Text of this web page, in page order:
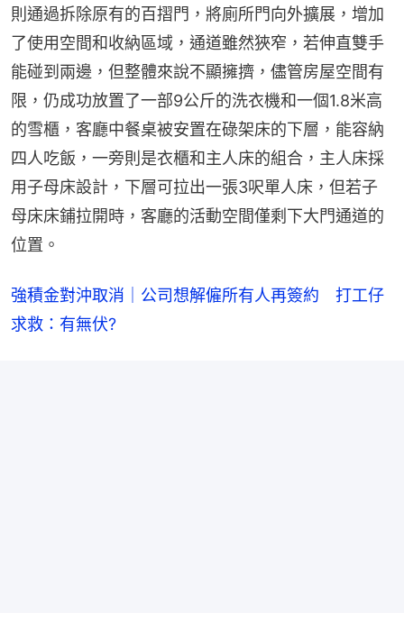
則通過拆除原有的百摺門，將廁所門向外擴展，增加
了使用空間和收納區域，通道雖然狹窄，若伸直雙手
能碰到兩邊，但整體來說不顯擁擠，儘管房屋空間有
限，仍成功放置了一部9公斤的洗衣機和一個1.8米高
的雪櫃，客廳中餐桌被安置在碌架床的下層，能容納
四人吃飯，一旁則是衣櫃和主人床的組合，主人床採
用子母床設計，下層可拉出一張3呎單人床，但若子
母床床鋪拉開時，客廳的活動空間僅剩下大門通道的
位置。
強積金對沖取消｜公司想解僱所有人再簽約　打工仔
求救：有無伏?